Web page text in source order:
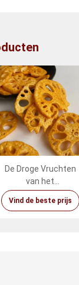
De Droge Vruchten
van het
rivierkreeftenaroma
Groenten Kruidige
Vind de beste prijs